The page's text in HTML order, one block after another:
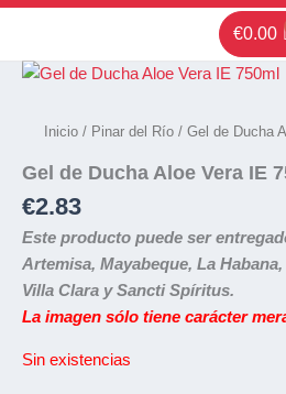
Ir
contenido
€0.00
Inicio / Pinar del Río / Gel de Ducha
Gel de Ducha Aloe Vera IE
€2.83
Este producto puede ser
Artemisa, Mayabeque, La
Villa Clara y Sancti Spíritus.
La imagen sólo tiene carácter
Sin existencias